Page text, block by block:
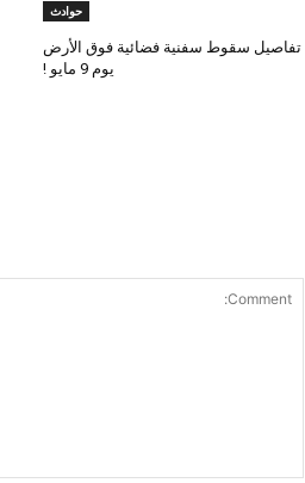
حوادث
تفاصيل سقوط سفنية فضائية فوق الأرض
يوم 9 مايو !